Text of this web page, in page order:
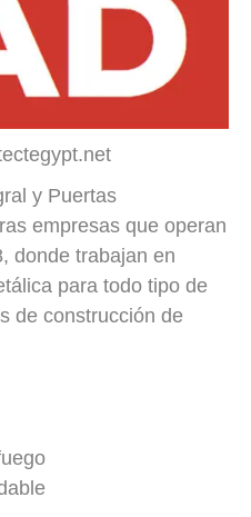
y Puertas
empresas que operan
donde trabajan en
para todo tipo de
de construcción de